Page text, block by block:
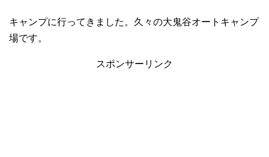
キャンプに行ってきました。久々の大鬼谷オートキャンプ
場です。
スポンサーリンク